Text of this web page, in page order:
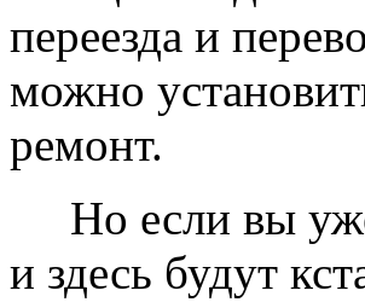
переезда и
можно
ремонт.
Но если вы уже
и здесь будут